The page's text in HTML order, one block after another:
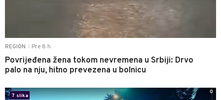
REGION Pre 8 h
Povrijeđena žena tokom nevremena u Srbiji: Drvo
palo na nju, hitno prevezena u bolnicu
7 slika
0